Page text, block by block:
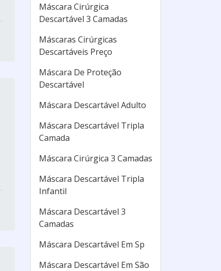
Máscara Cirúrgica
Descartável 3 Camadas
Máscaras Cirúrgicas
Descartáveis Preço
Máscara De Proteção
Descartável
Máscara Descartável Adulto
Máscara Descartável Tripla
Camada
Máscara Cirúrgica 3 Camadas
Máscara Descartável Tripla
Infantil
Máscara Descartável 3
Camadas
Máscara Descartável Em Sp
Máscara Descartável Em São